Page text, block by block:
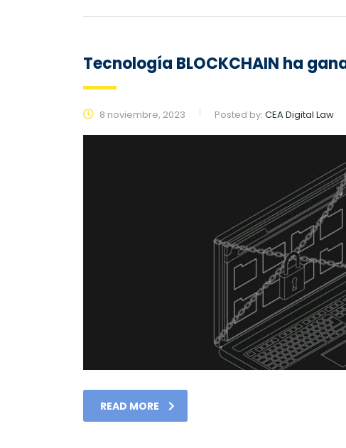
Tecnología BLOCKCHAIN ha
8 noviembre, 2023 Posted by: CEA Digital Law
READ MORE